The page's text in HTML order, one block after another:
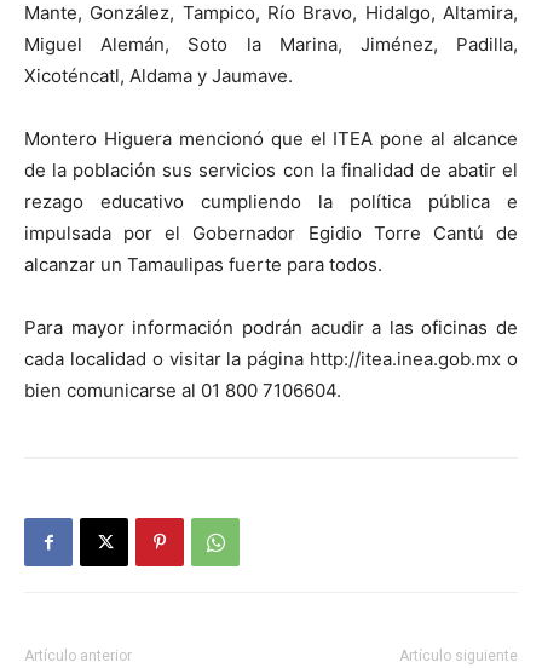
Mante, González, Tampico, Río Bravo, Hidalgo, Altamira,
Miguel Alemán, Soto la Marina, Jiménez, Padilla,
Xicoténcatl, Aldama y Jaumave.
Montero Higuera mencionó que el ITEA pone al alcance
de la población sus servicios con la finalidad de abatir el
rezago educativo cumpliendo la política pública e
impulsada por el Gobernador Egidio Torre Cantú de
alcanzar un Tamaulipas fuerte para todos.
Para mayor información podrán acudir a las oficinas de
cada localidad o visitar la página http://itea.inea.gob.mx o
bien comunicarse al 01 800 7106604.
Artículo anterior Artículo siguiente